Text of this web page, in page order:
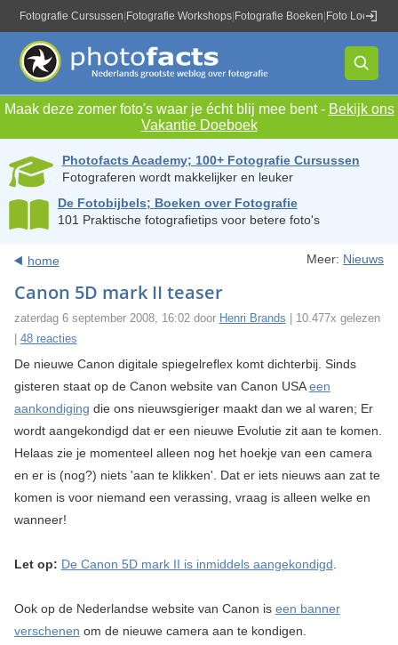
Fotografie Cursussen Fotografie Workshops Fotografie Boeken Foto Locaties
Maak deze zomer foto's waar je écht blij mee bent - Bekijk ons
Vakantie Doeboek
Photofacts Academy; 100+ Fotografie Cursussen
Fotograferen wordt makkelijker en leuker
De Fotobijbels; Boeken over Fotografie
101 Praktische fotografietips voor betere foto's
home Meer: Nieuws
Canon 5D mark II teaser
zaterdag 6 september 2008, 16:02 door Henri Brands | 10.477x gelezen
48 reacties
De nieuwe Canon digitale spiegelreflex komt dichterbij. Sinds
gisteren staat op de Canon website van Canon USAeen
aankondiging die ons nieuwsgieriger maakt dan we al waren; Er
wordt aangekondigd dat er een nieuwe Evolutie zit aan te komen.
Helaas zie je momenteel alleen nog het hoekje van een camera
en er is (nog?) niets 'aan te klikken'. Dat er iets nieuws aan zat te
komen is voor niemand een verassing, vraag is alleen welke en
wanneer!
Let op: De Canon 5D mark II is inmiddels aangekondigd.
Ook op de Nederlandse website van Canon is een banner
verschenen om de nieuwe camera aan te kondigen.